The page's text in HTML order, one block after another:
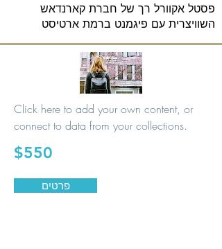
פסטל אקוורל רך של חברת קארנדאש
השוויצרית עם פיגמנט ברמת ארטיסט
Click here to add your own content, or
connect to data from your collections.
$550
פרטים